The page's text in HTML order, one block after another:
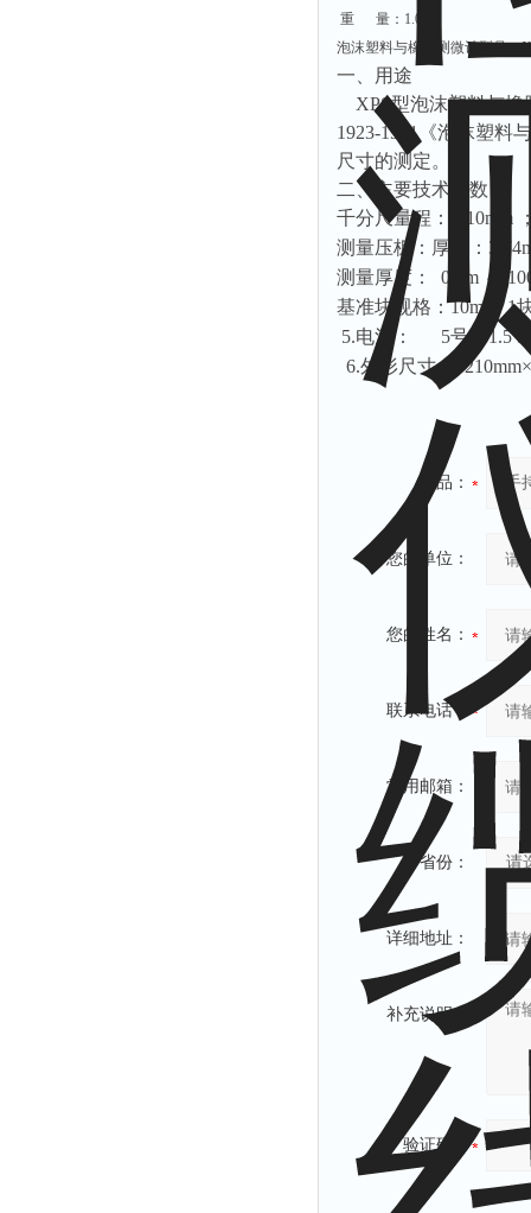
重 量：1.0Kg
泡沫塑料与橡胶测微计型号：
一、
用途
XPS型泡沫塑料与橡
1923-1981《泡沫塑料
尺寸的测定。
二、
主要技术参数
千分尺量程：0-10mm
测量压板：厚度：
测量厚度： 0mm ～
基准块规格：10mm 1
5.电池： 5号；1.5V
6.外形尺寸：
产品：
您的单位：
您的姓名：
联系电话：
常用邮箱：
省份：
详细地址：
补充说明：
验证码：